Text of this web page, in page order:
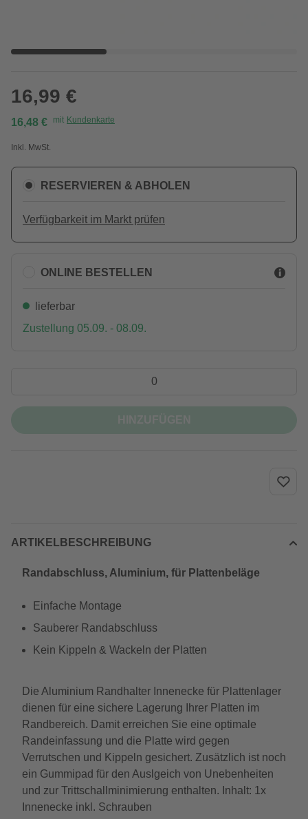
16,99 €
16,48 € mit Kundenkarte
Inkl. MwSt.
RESERVIEREN & ABHOLEN
Verfügbarkeit im Markt prüfen
ONLINE BESTELLEN
lieferbar
Zustellung 05.09. - 08.09.
ARTIKELBESCHREIBUNG
Randabschluss, Aluminium, für Plattenbeläge
Einfache Montage
Sauberer Randabschluss
Kein Kippeln & Wackeln der Platten
Die Aluminium Randhalter Innenecke für Plattenlager
dienen für eine sichere Lagerung Ihrer Platten im
Randbereich. Damit erreichen Sie eine optimale
Randeinfassung und die Platte wird gegen
Verrutschen und Kippeln gesichert. Zusätzlich ist noch
ein Gummipad für den Auslgeich von Unebenheiten
und zur Trittschallminimierung enthalten. Inhalt: 1x
Innenecke inkl. Schrauben